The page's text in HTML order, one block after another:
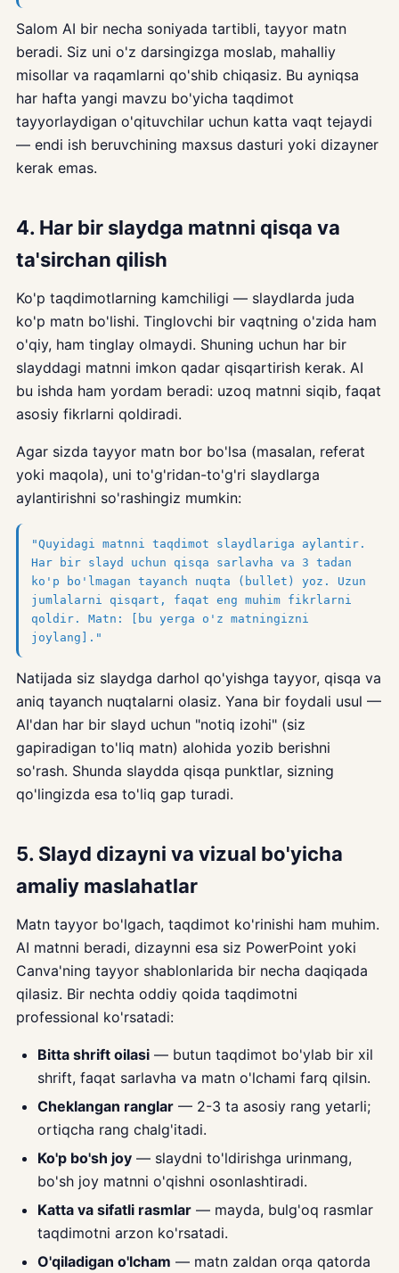
Salom AI bir necha soniyada tartibli, tayyor matn
beradi. Siz uni o'z darsingizga moslab, mahalliy
misollar va raqamlarni qo'shib chiqasiz. Bu ayniqsa
har hafta yangi mavzu bo'yicha taqdimot
tayyorlaydigan o'qituvchilar uchun katta vaqt tejaydi
— endi ish beruvchining maxsus dasturi yoki dizayner
kerak emas.
4. Har bir slaydga matnni qisqa va
ta'sirchan qilish
Ko'p taqdimotlarning kamchiligi — slaydlarda juda
ko'p matn bo'lishi. Tinglovchi bir vaqtning o'zida ham
o'qiy, ham tinglay olmaydi. Shuning uchun har bir
slayddagi matnni imkon qadar qisqartirish kerak. AI
bu ishda ham yordam beradi: uzoq matnni siqib, faqat
asosiy fikrlarni qoldiradi.
Agar sizda tayyor matn bor bo'lsa (masalan, referat
yoki maqola), uni to'g'ridan-to'g'ri slaydlarga
aylantirishni so'rashingiz mumkin:
"Quyidagi matnni taqdimot slaydlariga aylantir.
Har bir slayd uchun qisqa sarlavha va 3 tadan
ko'p bo'lmagan tayanch nuqta (bullet) yoz. Uzun
jumlalarni qisqart, faqat eng muhim fikrlarni
qoldir. Matn: [bu yerga o'z matningizni
joylang]."
Natijada siz slaydga darhol qo'yishga tayyor, qisqa va
aniq tayanch nuqtalarni olasiz. Yana bir foydali usul —
AI'dan har bir slayd uchun "notiq izohi" (siz
gapiradigan to'liq matn) alohida yozib berishni
so'rash. Shunda slaydda qisqa punktlar, sizning
qo'lingizda esa to'liq gap turadi.
5. Slayd dizayni va vizual bo'yicha
amaliy maslahatlar
Matn tayyor bo'lgach, taqdimot ko'rinishi ham muhim.
AI matnni beradi, dizaynni esa siz PowerPoint yoki
Canva'ning tayyor shablonlarida bir necha daqiqada
qilasiz. Bir nechta oddiy qoida taqdimotni
professional ko'rsatadi:
Bitta shrift oilasi — butun taqdimot bo'ylab bir xil
shrift, faqat sarlavha va matn o'lchami farq qilsin.
Cheklangan ranglar — 2-3 ta asosiy rang yetarli;
ortiqcha rang chalg'itadi.
Ko'p bo'sh joy — slaydni to'ldirishga urinmang,
bo'sh joy matnni o'qishni osonlashtiradi.
Katta va sifatli rasmlar — mayda, bulg'oq rasmlar
taqdimotni arzon ko'rsatadi.
O'qiladigan o'lcham — matn zaldan orqa qatorda